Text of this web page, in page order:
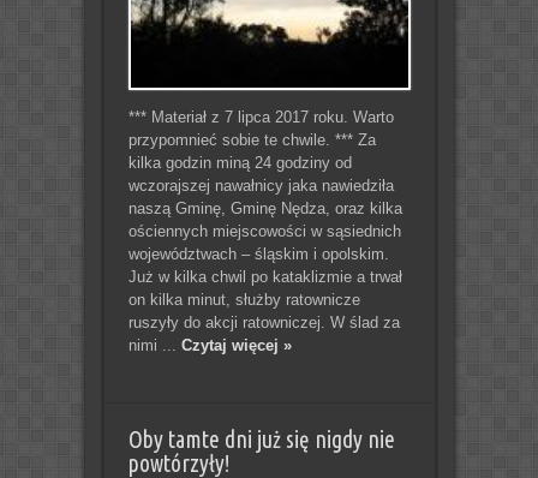
*** Materiał z 7 lipca 2017 roku. Warto
przypomnieć sobie te chwile. *** Za
kilka godzin miną 24 godziny od
wczorajszej nawałnicy jaka nawiedziła
naszą Gminę, Gminę Nędza, oraz kilka
ościennych miejscowości w sąsiednich
województwach – śląskim i opolskim.
Już w kilka chwil po kataklizmie a trwał
on kilka minut, służby ratownicze
ruszyły do akcji ratowniczej. W ślad za
nimi ... Czytaj więcej »
Oby tamte dni już się nigdy nie
powtórzyły!